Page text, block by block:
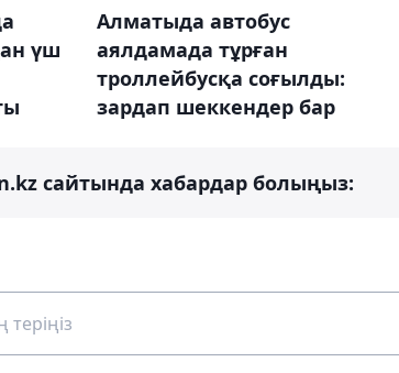
үш
Алматыда автобус
аялдамада тұрған
троллейбусқа соғылды:
зардап шеккендер бар
сайтында хабардар болыңыз: